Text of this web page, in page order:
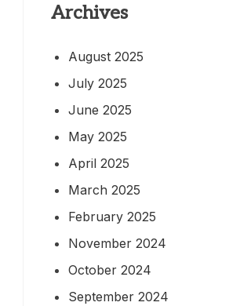
Archives
August 2025
July 2025
June 2025
May 2025
April 2025
March 2025
February 2025
November 2024
October 2024
September 2024